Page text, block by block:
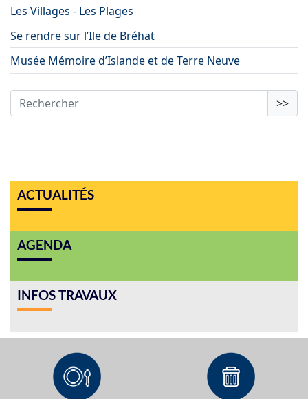
Les Villages - Les Plages
Se rendre sur l’Ile de Bréhat
Musée Mémoire d’Islande et de Terre Neuve
>>
ACTUALITÉS
AGENDA
INFOS TRAVAUX